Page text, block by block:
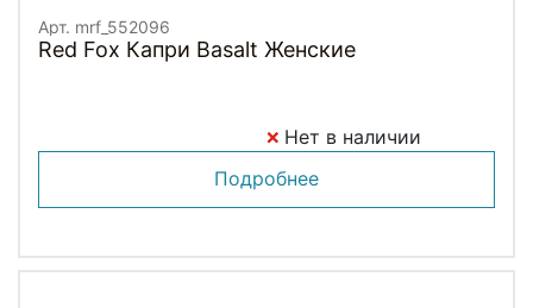
Арт. mrf_552096
Red Fox Капри Basalt Женские
Нет в наличии
Подробнее